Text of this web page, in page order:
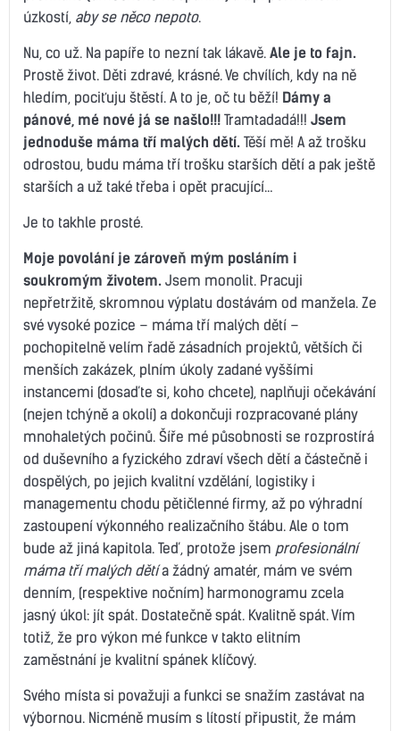
úzkostí, aby se něco nepoto.
Nu, co už. Na papíře to nezní tak lákavě. Ale je to fajn.
Prostě život. Děti zdravé, krásné. Ve chvílích, kdy na ně
hledím, pociťuju štěstí. A to je, oč tu běží! Dámy a
pánové, mé nové já se našlo!!! Tramtadadá!!! Jsem
jednoduše máma tří malých dětí. Těší mě! A až trošku
odrostou, budu máma tří trošku starších dětí a pak ještě
starších a už také třeba i opět pracující…
Je to takhle prosté.
Moje povolání je zároveň mým posláním i
soukromým životem. Jsem monolit. Pracuji
nepřetržitě, skromnou výplatu dostávám od manžela. Ze
své vysoké pozice – máma tří malých dětí –
pochopitelně velím řadě zásadních projektů, větších či
menších zakázek, plním úkoly zadané vyššími
instancemi (dosaďte si, koho chcete), naplňuji očekávání
(nejen tchýně a okolí) a dokončuji rozpracované plány
mnohaletých počinů. Šíře mé působnosti se rozprostírá
od duševního a fyzického zdraví všech dětí a částečně i
dospělých, po jejich kvalitní vzdělání, logistiky i
managementu chodu pětičlenné firmy, až po výhradní
zastoupení výkonného realizačního štábu. Ale o tom
bude až jiná kapitola. Teď, protože jsem profesionální
máma tří malých dětía žádný amatér, mám ve svém
denním, (respektive nočním) harmonogramu zcela
jasný úkol: jít spát. Dostatečně spát. Kvalitně spát. Vím
totiž, že pro výkon mé funkce v takto elitním
zaměstnání je kvalitní spánek klíčový.
Svého místa si považuji a funkci se snažím zastávat na
výbornou. Nicméně musím s lítostí připustit, že mám